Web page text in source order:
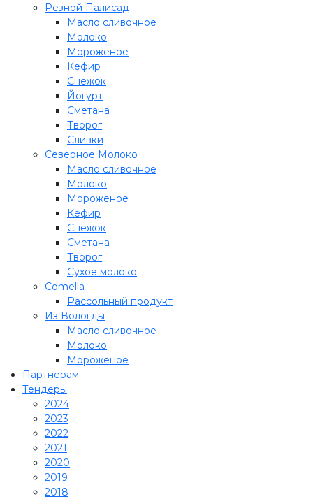
Резной Палисад
Масло сливочное
Молоко
Мороженое
Кефир
Снежок
Йогурт
Сметана
Творог
Сливки
Северное Молоко
Масло сливочное
Молоко
Мороженое
Кефир
Снежок
Сметана
Творог
Сухое молоко
Comеlla
Рассольный продукт
Из Вологды
Масло сливочное
Молоко
Мороженое
Партнерам
Тендеры
2024
2023
2022
2021
2020
2019
2018